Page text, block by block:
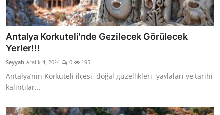
Antalya Korkuteli'nde Gezilecek Görülecek
Yerler!!!
Seyyah Aralık 4, 2024 0 195
Antalya’nın Korkuteli ilçesi, doğal güzellikleri, yaylaları ve tarihi
kalıntılar...